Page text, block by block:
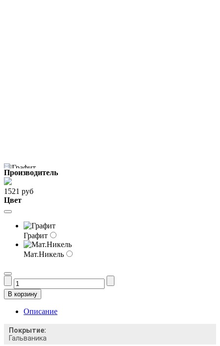
Производитель
1521 руб
Цвет
Графит
Мат.Никель
Описание
Покрытие:
Гальваника